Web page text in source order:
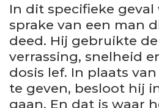
In dit specifieke
sprake van een man
deed. Hij gebruikte
verrassing, snelheid
dosis lef. In plaats
te geven, besloot hij
gaan. En dat is waar